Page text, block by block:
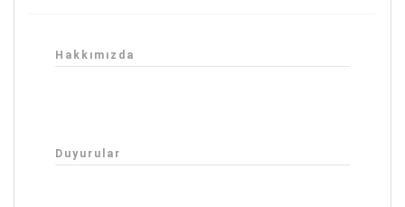
Hakkımızda
Duyurular